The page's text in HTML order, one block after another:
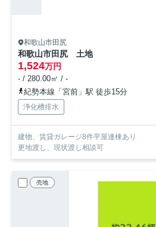
和歌山市田尻
和歌山市田尻 土地
1,524万円
- / 280.00㎡ / -
紀勢本線「宮前」駅 徒歩15分
浄化槽排水
建物、賃貸ガレージ8件平屋連棟あり
更地渡し、現状渡し相談可
売地